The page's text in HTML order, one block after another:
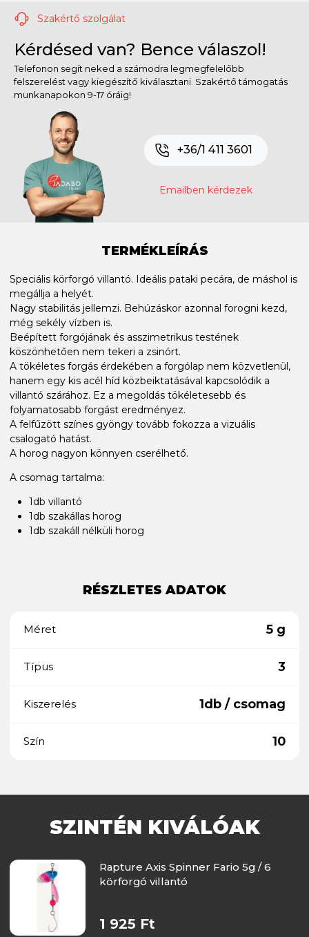
Szakértő szolgálat
Kérdésed van? Bence válaszol!
Telefonon segít neked a számodra legmegfelelőbb
felszerelést vagy kiegészítő kiválasztani. Szakértő támogatás
munkanapokon 9-17 óráig!
+36/1 411 3601
Emailben kérdezek
TERMÉKLEÍRÁS
Speciális körforgó villantó. Ideális pataki pecára, de máshol is
megállja a helyét.
Nagy stabilitás jellemzi. Behúzáskor azonnal forogni kezd,
még sekély vízben is.
Beépített forgójának és asszimetrikus testének
köszönhetően nem tekeri a zsinórt.
A tökéletes forgás érdekében a forgólap nem közvetlenül,
hanem egy kis acél híd közbeiktatásával kapcsolódik a
villantó szárához. Ez a megoldás tökéletesebb és
folyamatosabb forgást eredményez.
A felfűzött színes gyöngy tovább fokozza a vizuális
csalogató hatást.
A horog nagyon könnyen cserélhető.
A csomag tartalma:
1db villantó
1db szakállas horog
1db szakáll nélküli horog
RÉSZLETES ADATOK
Méret 5 g
Típus 3
Kiszerelés 1db / csomag
Szín 10
SZINTÉN KIVÁLÓAK
Rapture Axis Spinner Fario 5g / 6
körforgó villantó
1 925 Ft